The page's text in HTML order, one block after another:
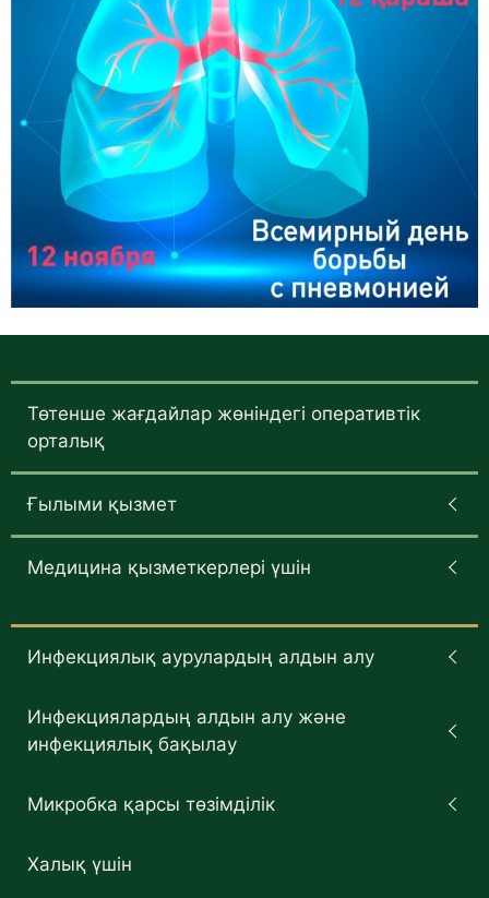
Төтенше жағдайлар жөніндегі оперативтік
орталық
Ғылыми қызмет
Медицина қызметкерлері үшін
Инфекциялық аурулардың алдын алу
Инфекциялардың алдын алу және
инфекциялық бақылау
Микробка қарсы төзімділік
Халық үшін